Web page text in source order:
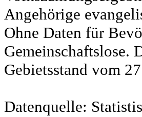
Angehörige
Ohne Daten für
Gemeinschaftslose.
Gebietsstand vom
Datenquelle: